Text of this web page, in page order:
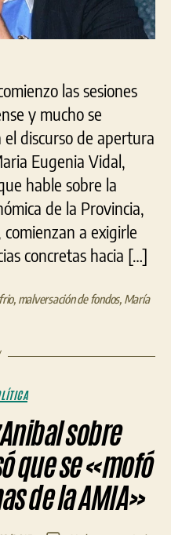
Scioli»
las sesiones
y mucho se
el discurso de apertura
Eugenia Vidal,
hable sobre la
de la Provincia,
a exigirle
concretas hacia […]
, malversación de fondos, María
sobre
que se «mofó
de la AMIA»